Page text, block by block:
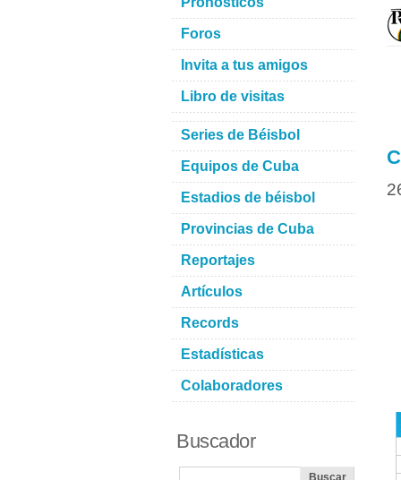
Foros
Invita a tus amigos
Libro de visitas
Series de Béisbol
Equipos de Cuba
Estadios de béisbol
Provincias de Cuba
Reportajes
Artículos
Records
Estadísticas
Colaboradores
Buscador